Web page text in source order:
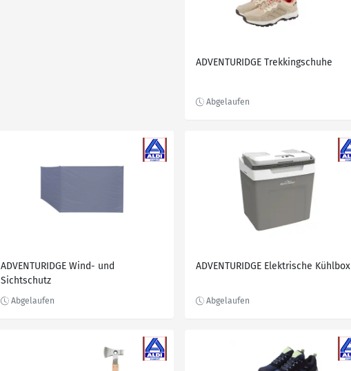
ADVENTURIDGE Trekkingschuhe
ADVENTURIDGE Wind- und
Sichtschutz
ADVENTURIDGE Elektrische Kühlbox